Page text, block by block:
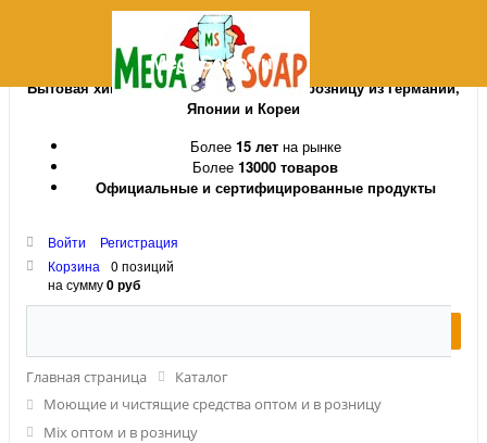
MegaSoap.ru
Бытовая химия и косметика оптом и в розницу из Германии,
Японии и Кореи
Более 15 летна рынке
Более 13000 товаров
Официальные и сертифицированные продукты
Войти
Регистрация
Корзина
0 позиций
на сумму0 руб
Главная страница
Каталог
Моющие и чистящие средства оптом и в розницу
Mix оптом и в розницу